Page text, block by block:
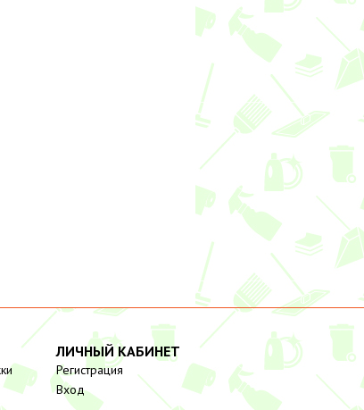
ЛИЧНЫЙ КАБИНЕТ
Регистрация
Вход